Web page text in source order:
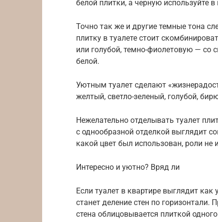
белой плитки, а черную используйте
Точно так же и другие темные тона
плитку в туалете стоит
или голубой, темно-фиолетовую — со
белой.
Уютным туалет сделают
желтый, светло-зеленый, голубой,
Нежелательно отделывать туалет
с однообразной отделкой выглядит
какой цвет был использован, роли не
Интересно и уютно? Вряд ли
Если туалет в квартире выглядит
станет деление стен по
стена облицовывается плиткой